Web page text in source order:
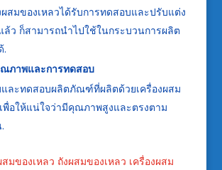
ผสมของเหลวได้รับการทดสอบและปรับแต่ง
ล้ว ก็สามารถนำไปใช้ในกระบวนการผลิต
.
ภาพและการทดสอบ
ละทดสอบผลิตภัณฑ์ที่ผลิตด้วยเครื่องผสม
พื่อให้แน่ใจว่ามีคุณภาพสูงและตรงตาม
มของเหลว ถังผสมของเหลว เครื่องผสม